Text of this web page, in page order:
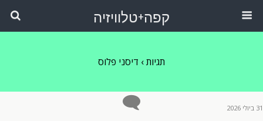
קפה+טלוויזיה
תגיות › דיסני פלוס
31 ביולי 2026